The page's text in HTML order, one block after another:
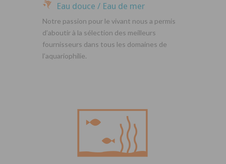
Eau douce / Eau de mer
Notre passion pour le vivant nous a permis
d’aboutir à la sélection des meilleurs
fournisseurs dans tous les domaines de
l’aquariophilie.